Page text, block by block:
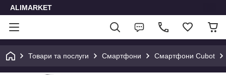
ALIMARKET
Товари та послуги Смартфони Смартфони Cubot